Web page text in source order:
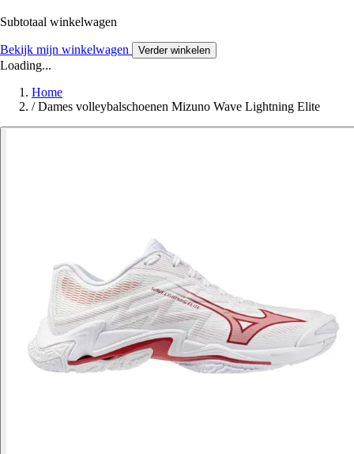
Subtotaal winkelwagen
Bekijk mijn winkelwagen Verder winkelen
Loading...
Home
/ Dames volleybalschoenen Mizuno Wave Lightning Elite